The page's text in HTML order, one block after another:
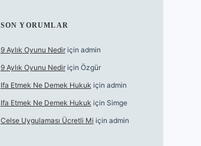
SON YORUMLAR
9 Aylık Oyunu Nediriçin admin
9 Aylık Oyunu Nediriçin Özgür
Ifa Etmek Ne Demek Hukuk için admin
Ifa Etmek Ne Demek Hukuk için Simge
Celse Uygulaması Ücretli Mi için admin